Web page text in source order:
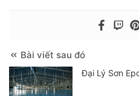
Bài viết sau đó
Đại Lý Sơn